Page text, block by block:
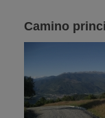
Camino